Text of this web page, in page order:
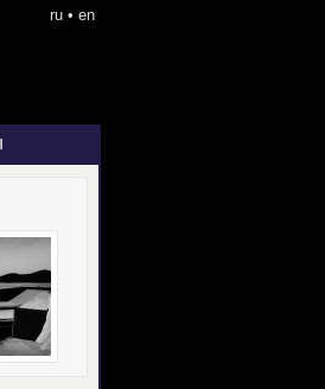
ru• en